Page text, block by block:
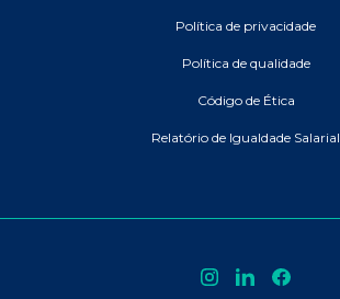
Política de privacidade
Política de qualidade
Código de Ética
Relatório de Igualdade Salarial